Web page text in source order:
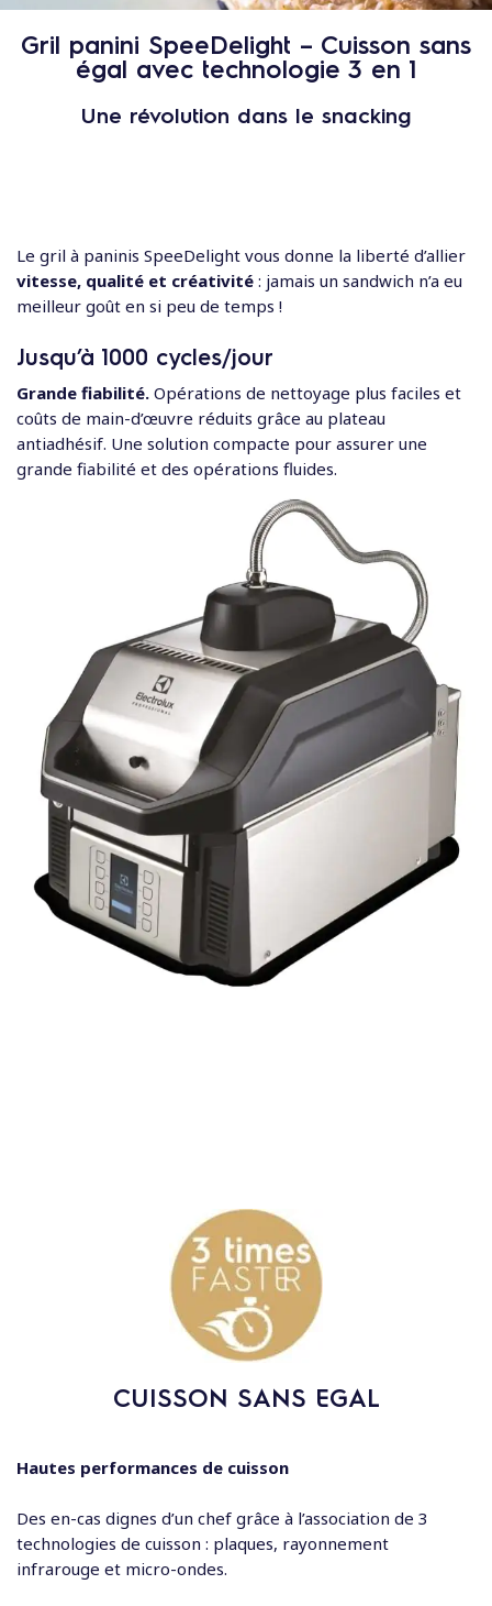
Gril panini SpeeDelight – Cuisson sans
égal avec technologie 3 en 1
Une révolution dans le snacking
Le gril à paninis SpeeDelight vous donne la liberté d’allier
vitesse, qualité et créativité : jamais un sandwich n’a eu
meilleur goût en si peu de temps !
Jusqu’à 1000 cycles/jour
Grande fiabilité. Opérations de nettoyage plus faciles et
coûts de main-d’œuvre réduits grâce au plateau
antiadhésif. Une solution compacte pour assurer une
grande fiabilité et des opérations fluides.
CUISSON SANS EGAL
Hautes performances de cuisson
Des en-cas dignes d’un chef grâce à l’association de 3
technologies de cuisson : plaques, rayonnement
infrarouge et micro-ondes.